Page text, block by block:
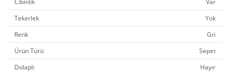
Cibinlik
Var
Tekerlek
Yok
Renk
Gri
Ürün Türü
Sepet
Dolaplı
Hayır